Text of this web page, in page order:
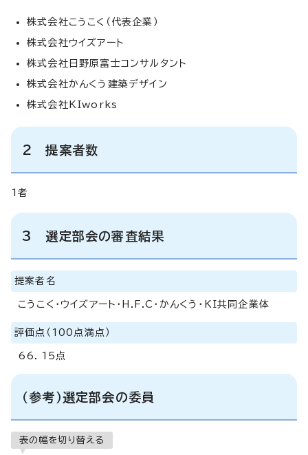
株式会社こうこく（代表企業）
株式会社ウイズアート
株式会社日野原富士コンサルタント
株式会社かんくう建築デザイン
株式会社KIworks
2 提案者数
1者
3 選定部会の審査結果
提案者名
こうこく・ウイズアート・H.F.C・かんくう・KI共同企業体
評価点（100点満点）
66．15点
（参考）選定部会の委員
表の幅を切り替える